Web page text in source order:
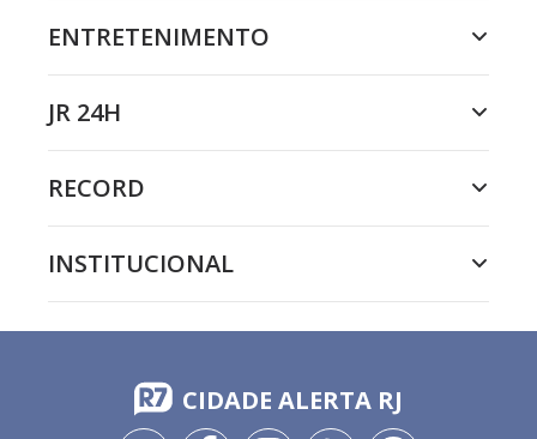
ENTRETENIMENTO
JR 24H
RECORD
INSTITUCIONAL
CIDADE ALERTA RJ